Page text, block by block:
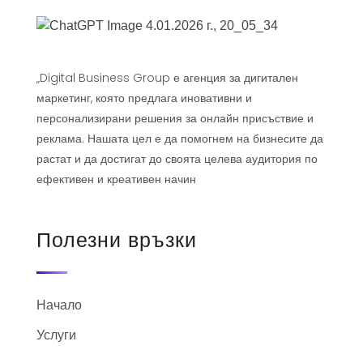
„Digital Business Group е агенция за дигитален
маркетинг, която предлага иновативни и
персонализирани решения за онлайн присъствие и
реклама. Нашата цел е да помогнем на бизнесите да
растат и да достигат до своята целева аудитория по
ефективен и креативен начин
Полезни връзки
Начало
Услуги